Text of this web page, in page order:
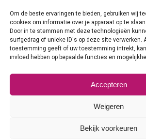
Om de beste ervaringen te bieden, gebruiken wij
cookies om informatie over je apparaat op te
Door in te stemmen met deze technologieën
surfgedrag of unieke ID's op deze site verwerken.
toestemming geeft of uw toestemming intrekt,
invloed hebben op bepaalde functies en
Accepteren
Weigeren
Bekijk voorkeuren
Cookie verklaring
Algemene voorwaarden